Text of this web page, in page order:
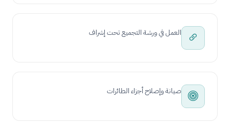
العمل في ورشة التجميع تحت إشراف
صيانة وإصلاح أجزاء الطائرات